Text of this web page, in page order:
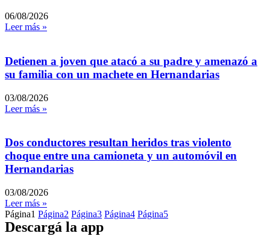
06/08/2026
Leer más »
Detienen a joven que atacó a su padre y amenazó a
su familia con un machete en Hernandarias
03/08/2026
Leer más »
Dos conductores resultan heridos tras violento
choque entre una camioneta y un automóvil en
Hernandarias
03/08/2026
Leer más »
Página1 Página2 Página3 Página4 Página5
Descargá la app